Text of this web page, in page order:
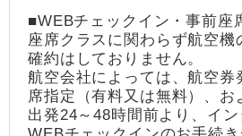
■WEBチェックイン・事前座
座席クラスに関わらず航空機
確約はしておりません。
航空会社によっては、航空券
席指定（有料又は無料）、お
出発24～48時間前より、イ